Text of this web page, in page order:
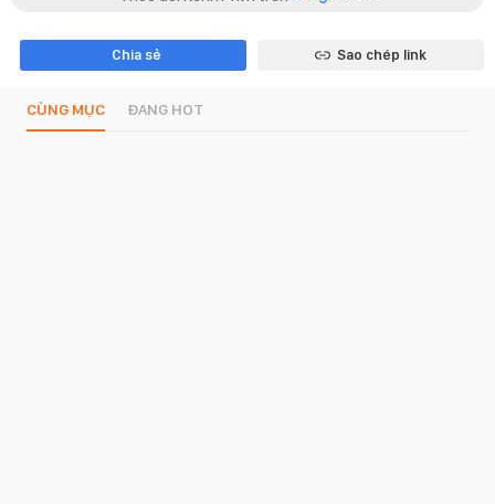
Chia sẻ Sao chép link
CÙNG MỤC ĐANG HOT